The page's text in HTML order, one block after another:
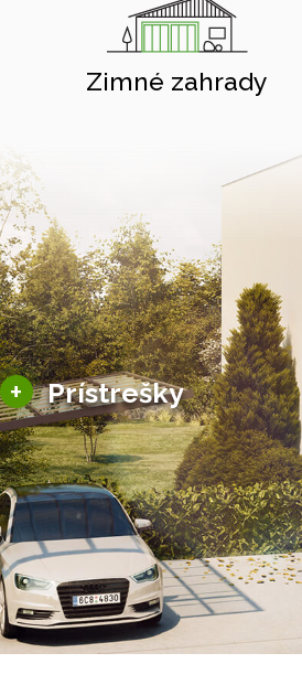
Zimné zahrady
+ Prístrešky
Hliníkové prístrešky
Solárne prístrešky pre auto